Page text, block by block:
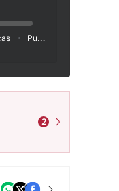
Publicidad
2